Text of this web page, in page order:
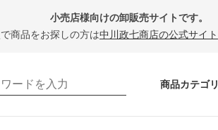
小売店様向けの卸販売サイトです。
商品をお探しの方は中川政七商店の公式サイト
商品カテゴリ